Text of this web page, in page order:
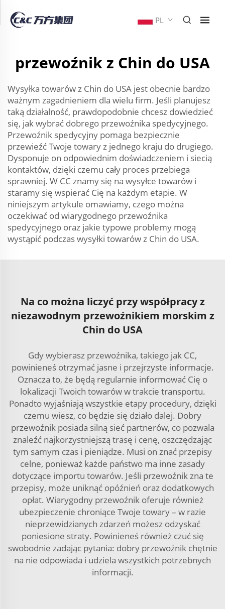
PL
przewoźnik z Chin do USA
Wysyłka towarów z Chin do USA jest obecnie bardzo
ważnym zagadnieniem dla wielu firm. Jeśli planujesz
taką działalność, prawdopodobnie chcesz dowiedzieć
się, jak wybrać dobrego przewoźnika spedycyjnego.
Przewoźnik spedycyjny pomaga bezpiecznie
przewieźć Twoje towary z jednego kraju do drugiego.
Dysponuje on odpowiednim doświadczeniem i siecią
kontaktów, dzięki czemu cały proces przebiega
sprawniej. W CC znamy się na wysyłce towarów i
staramy się wspierać Cię na każdym etapie. W
niniejszym artykule omawiamy, czego można
oczekiwać od wiarygodnego przewoźnika
spedycyjnego oraz jakie typowe problemy mogą
wystąpić podczas wysyłki towarów z Chin do USA.
Na co można liczyć przy współpracy z
niezawodnym przewoźnikiem morskim z
Chin do USA
Gdy wybierasz przewoźnika, takiego jak CC,
powinieneś otrzymać jasne i przejrzyste informacje.
Oznacza to, że będą regularnie informować Cię o
lokalizacji Twoich towarów w trakcie transportu.
Ponadto wyjaśniają wszystkie etapy procedury, dzięki
czemu wiesz, co będzie się działo dalej. Dobry
przewoźnik posiada silną sieć partnerów, co pozwala
znaleźć najkorzystniejszą trasę i cenę, oszczędzając
tym samym czas i pieniądze. Musi on znać przepisy
celne, ponieważ każde państwo ma inne zasady
dotyczące importu towarów. Jeśli przewoźnik zna te
przepisy, może uniknąć opóźnień oraz dodatkowych
opłat. Wiarygodny przewoźnik oferuje również
ubezpieczenie chroniące Twoje towary – w razie
nieprzewidzianych zdarzeń możesz odzyskać
poniesione straty. Powinieneś również czuć się
swobodnie zadając pytania: dobry przewoźnik chętnie
na nie odpowiada i udziela wszystkich potrzebnych
informacji.